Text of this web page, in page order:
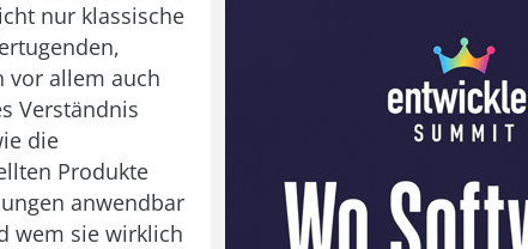
nur klassische
vor allem auch
Verständnis
die
Produkte
anwendbar
wem sie wirklich